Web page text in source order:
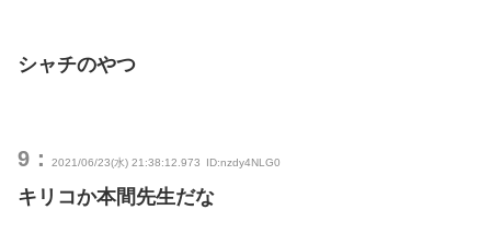
シャチのやつ
9： 2021/06/23(水) 21:38:12.973 ID:nzdy4NLG0
キリコか本間先生だな